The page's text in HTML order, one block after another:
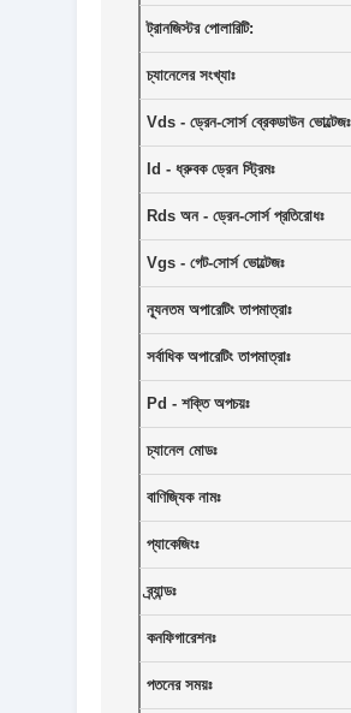
ট্রানজিস্টর পোলারিটি:
চ্যানেলের সংখ্যাঃ
Vds - ড্রেন-সোর্স ব্রেকডাউন ভোল্টেজঃ
Id - ধ্রুবক ড্রেন স্ট্রিমঃ
Rds অন - ড্রেন-সোর্স প্রতিরোধঃ
Vgs - গেট-সোর্স ভোল্টেজঃ
ন্যূনতম অপারেটিং তাপমাত্রাঃ
সর্বাধিক অপারেটিং তাপমাত্রাঃ
Pd - শক্তি অপচয়ঃ
চ্যানেল মোডঃ
বাণিজ্যিক নামঃ
প্যাকেজিংঃ
ব্র্যান্ডঃ
কনফিগারেশনঃ
পতনের সময়ঃ